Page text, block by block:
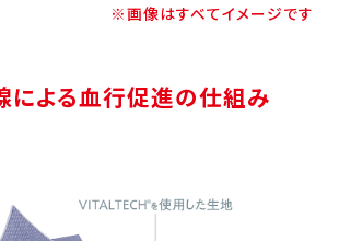
※画像はすべてイメージです
による血行促進の仕組み